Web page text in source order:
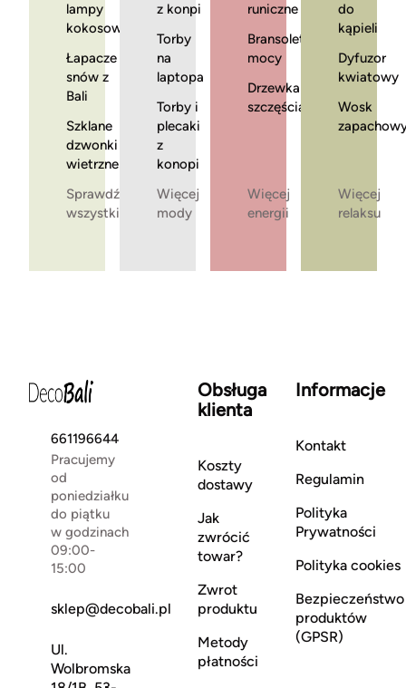
lampy
kokosowe
Łapacze
snów z
Bali
Szklane
dzwonki
wietrzne
Sprawdź
wszystkie
z konpi
Torby
na
laptopa
Torby i
plecaki
z
konopi
Więcej
mody
runiczne
Bransoletki
mocy
Drzewka
szczęścia
Więcej
energii
do
kąpieli
Dyfuzor
kwiatowy
Wosk
Więcej
relaksu
661196644
Pracujemy
od
poniedziałku
do piątku
w godzinach
09:00-
15:00
sklep@decobali.pl
Ul.
Wolbromska
Obsługa
klienta
Koszty
dostawy
Jak
zwrócić
towar?
Zwrot
produktu
Metody
płatności
Informacje
Kontakt
Regulamin
Polityka
Prywatności
Polityka cookies
Bezpieczeństwo
produktów
(GPSR)